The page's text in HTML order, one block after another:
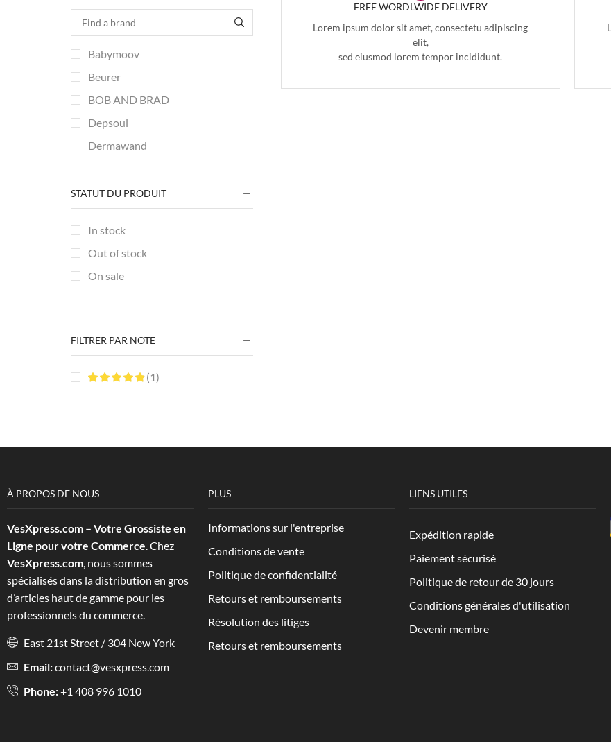
FREE WORDLWIDE DELIVERY
Lorem ipsum dolor sit amet, consectetu adipiscing
elit,
sed eiusmod lorem tempor incididunt.
Babymoov
Beurer
BOB AND BRAD
Depsoul
Dermawand
FORTHiQ
Lunix
MYCARBON
Project E Beauty
TOUCHBeauty
STATUT DU PRODUIT
In stock
Out of stock
On sale
FILTRER PAR NOTE
(1)
À PROPOS DE NOUS
VesXpress.com – Votre Grossiste en
Ligne pour votre Commerce. Chez
VesXpress.com, nous sommes
spécialisés dans la distribution en gros
d’articles haut de gamme pour les
professionnels du commerce.
East 21st Street / 304 New York
Email:contact@vesxpress.com
Phone:+1 408 996 1010
PLUS
Informations sur l'entreprise
Conditions de vente
Politique de confidentialité
Retours et remboursements
Résolution des litiges
Retours et remboursements
LIENS UTILES
Expédition rapide
Paiement sécurisé
Politique de retour de 30 jours
Conditions générales d'utilisation
Devenir membre